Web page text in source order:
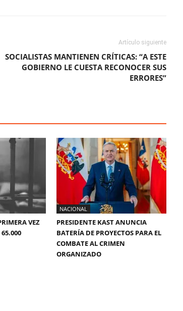
Artículo siguiente
SOCIALISTAS MANTIENEN CRÍTICAS: “A ESTE
GOBIERNO LE CUESTA RECONOCER SUS
ERRORES”
VEZ
65.000
NACIONAL
PRESIDENTE KAST ANUNCIA
BATERÍA DE PROYECTOS PARA EL
COMBATE AL CRIMEN
ORGANIZADO